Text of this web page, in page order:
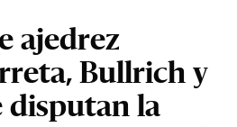
ajedrez
Bullrich y
disputan la